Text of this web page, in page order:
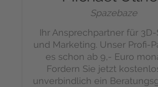
Spazebaze
Ihr Ansprechpartner für
und Marketing. Unser Profi-
es schon ab 9,- Euro
Fordern Sie jetzt
unverbindlich ein